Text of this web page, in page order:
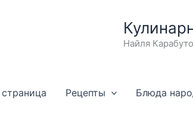
Найля
Рецепты Блюда